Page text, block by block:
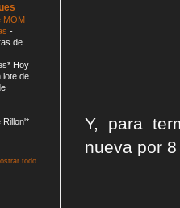
Y, para
nueva por
MOM
-
de
Hoy
lote de
Rillon'*
todo